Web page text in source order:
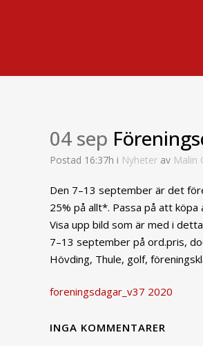
04 sep
Postad 16:37h i Nyheter av Malin
Den 7–13 september är det
25% på allt*. Passa på att
Visa upp bild som är med i
7–13 september på ord.pris,
Hövding, Thule, golf,
foreningsdagar_v37 2020
INGA KOMMENTARER